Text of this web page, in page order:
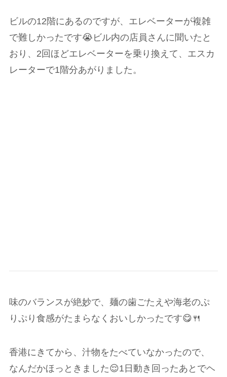
ビルの12階にあるのですが、エレベーターが複雑
で難しかったです😭ビル内の店員さんに聞いたと
おり、2回ほどエレベーターを乗り換えて、エスカ
レーターで1階分あがりました。
味のバランスが絶妙で、麺の歯ごたえや海老のぷ
りぷり食感がたまらなくおいしかったです😋🍴
香港にきてから、汁物をたべていなかったので、
なんだかほっときました😌1日動き回ったあとでヘ